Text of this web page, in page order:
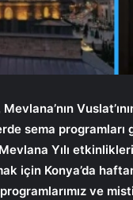
sema
Yılı
için Konya’da
ve